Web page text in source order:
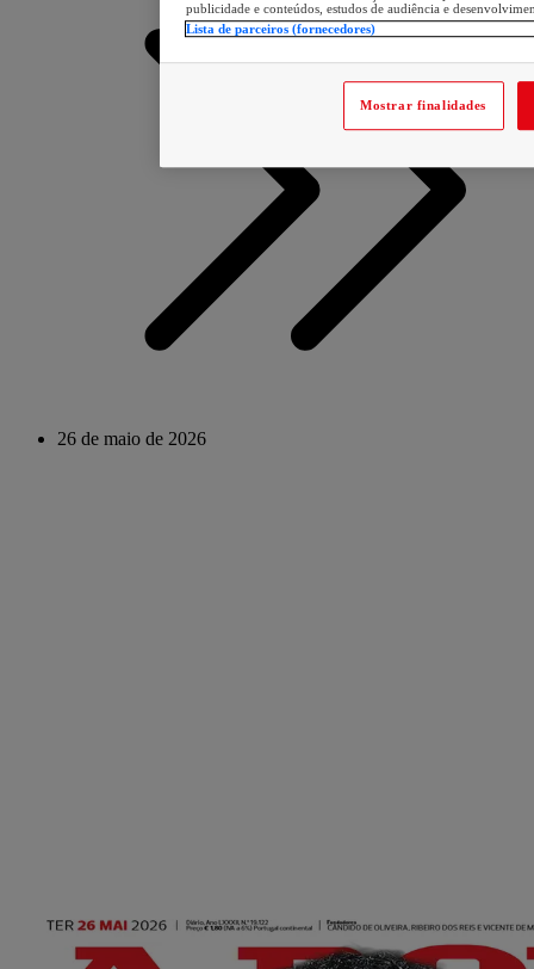
26 de maio de 2026
publicidade e conteúdos, estudos de audiência e
Lista de parceiros (fornecedores)
Mostrar finalidades